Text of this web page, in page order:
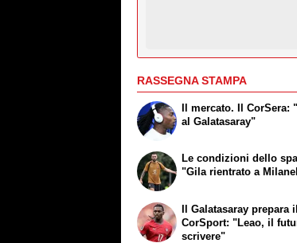
RASSEGNA STAMPA
Il mercato. Il
al Galatasaray"
Le condizioni dello
"Gila rientrato a
Il Galatasaray prepara
CorSport: "Leao, il
scrivere"